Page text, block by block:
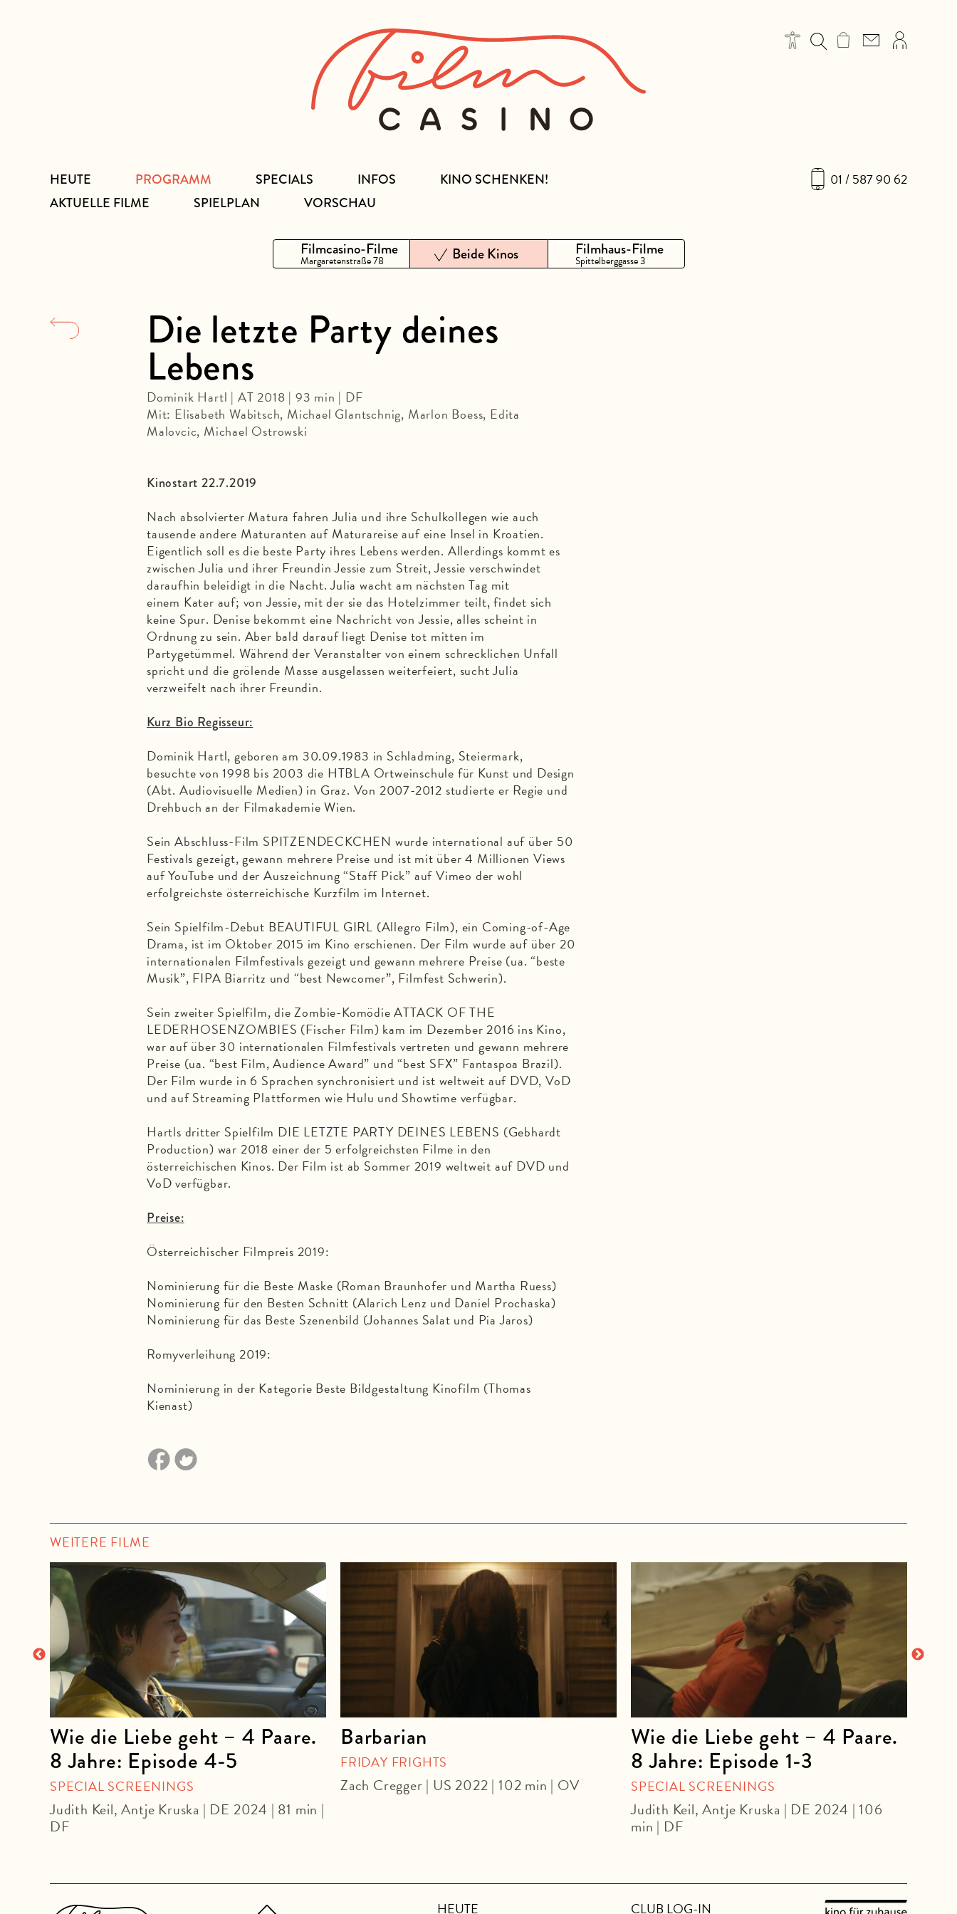
01 / 587 90 62
HEUTE
PROGRAMM
AKTUELLE FILME
SPIELPLAN VORSCHAU
SPECIALS INFOS KINO SCHENKEN!
Filmcasino-Filme
Margaretenstraße 78 Beide Kinos Filmhaus-Filme
Spittelberggasse 3
Die letzte Party deines
Lebens
Dominik Hartl | AT 2018 | 93 min | DF
Mit: Elisabeth Wabitsch, Michael Glantschnig, Marlon Boess, Edita
Malovcic, Michael Ostrowski
Kinostart 22.7.2019
Nach absolvierter Matura fahren Julia und ihre Schulkollegen wie auch
tausende andere Maturanten auf Maturareise auf eine Insel in Kroatien.
Eigentlich soll es die beste Party ihres Lebens werden. Allerdings kommt es
zwischen Julia und ihrer Freundin Jessie zum Streit, Jessie verschwindet
daraufhin beleidigt in die Nacht. Julia wacht am nächsten Tag mit
einem Kater auf; von Jessie, mit der sie das Hotelzimmer teilt, findet sich
keine Spur. Denise bekommt eine Nachricht von Jessie, alles scheint in
Ordnung zu sein. Aber bald darauf liegt Denise tot mitten im
Partygetümmel. Während der Veranstalter von einem schrecklichen Unfall
spricht und die grölende Masse ausgelassen weiterfeiert, sucht Julia
verzweifelt nach ihrer Freundin.
Kurz Bio Regisseur:
Dominik Hartl, geboren am 30.09.1983 in Schladming, Steiermark,
besuchte von 1998 bis 2003 die HTBLA Ortweinschule für Kunst und Design
(Abt. Audiovisuelle Medien) in Graz. Von 2007-2012 studierte er Regie und
Drehbuch an der Filmakademie Wien.
Sein Abschluss-Film SPITZENDECKCHEN wurde international auf über 50
Festivals gezeigt, gewann mehrere Preise und ist mit über 4 Millionen Views
auf YouTube und der Auszeichnung “Staff Pick” auf Vimeo der wohl
erfolgreichste österreichische Kurzfilm im Internet.
Sein Spielfilm-Debut BEAUTIFUL GIRL (Allegro Film), ein Coming-of-Age
Drama, ist im Oktober 2015 im Kino erschienen. Der Film wurde auf über 20
internationalen Filmfestivals gezeigt und gewann mehrere Preise (ua. “beste
Musik”, FIPA Biarritz und “best Newcomer”, Filmfest Schwerin).
Sein zweiter Spielfilm, die Zombie-Komödie ATTACK OF THE
LEDERHOSENZOMBIES (Fischer Film) kam im Dezember 2016 ins Kino,
war auf über 30 internationalen Filmfestivals vertreten und gewann mehrere
Preise (ua. “best Film, Audience Award” und “best SFX” Fantaspoa Brazil).
Der Film wurde in 6 Sprachen synchronisiert und ist weltweit auf DVD, VoD
und auf Streaming Plattformen wie Hulu und Showtime verfügbar.
Hartls dritter Spielfilm DIE LETZTE PARTY DEINES LEBENS (Gebhardt
Production) war 2018 einer der 5 erfolgreichsten Filme in den
österreichischen Kinos. Der Film ist ab Sommer 2019 weltweit auf DVD und
VoD verfügbar.
Preise:
Österreichischer Filmpreis 2019:
Nominierung für die Beste Maske (Roman Braunhofer und Martha Ruess)
Nominierung für den Besten Schnitt (Alarich Lenz und Daniel Prochaska)
Nominierung für das Beste Szenenbild (Johannes Salat und Pia Jaros)
Romyverleihung 2019:
Nominierung in der Kategorie Beste Bildgestaltung Kinofilm (Thomas
Kienast)
WEITERE FILME
Wie die Liebe geht – 4 Paare.
8 Jahre: Episode 4-5
SPECIAL SCREENINGS
Judith Keil, Antje Kruska | DE 2024 | 81 min |
DF
Barbarian
FRIDAY FRIGHTS
Zach Cregger | US 2022 | 102 min | OV
Wie die Liebe geht – 4 Paare.
8 Jahre: Episode 1-3
SPECIAL SCREENINGS
Judith Keil, Antje Kruska | DE 2024 | 106
min | DF
HEUTE CLUB LOG-IN